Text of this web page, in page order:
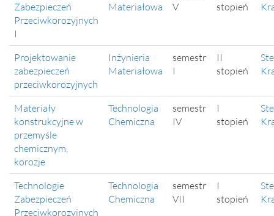
Zabezpieczeń
Przeciwkorozyjnych
I
Materiałowa
V
stopień
Projektowanie
zabezpieczeń
przeciwkorozyjnych
Inżynieria
Materiałowa
semestr
I
II
stopień
Materiały
konstrukcyjne w
przemyśle
chemicznym,
korozje
Technologia
Chemiczna
semestr
IV
I
stopień
Technologie
Zabezpieczeń
Przeciwkorozyjnych
Technologia
Chemiczna
semestr
VII
I
stopień